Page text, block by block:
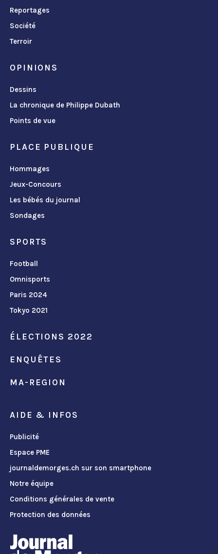
Reportages
Société
Terroir
OPINIONS
Dessins
La chronique de Philippe Dubath
Points de vue
PLACE PUBLIQUE
Hommages
Jeux-Concours
Les bébés du journal
Sondages
SPORTS
Football
Omnisports
Paris 2024
Tokyo 2021
ÉLECTIONS 2022
ENQUÊTES
MA-REGION
AIDE & INFOS
Publicité
Espace PME
journaldemorges.ch sur son smartphone
Notre équipe
Conditions générales de vente
Protection des données